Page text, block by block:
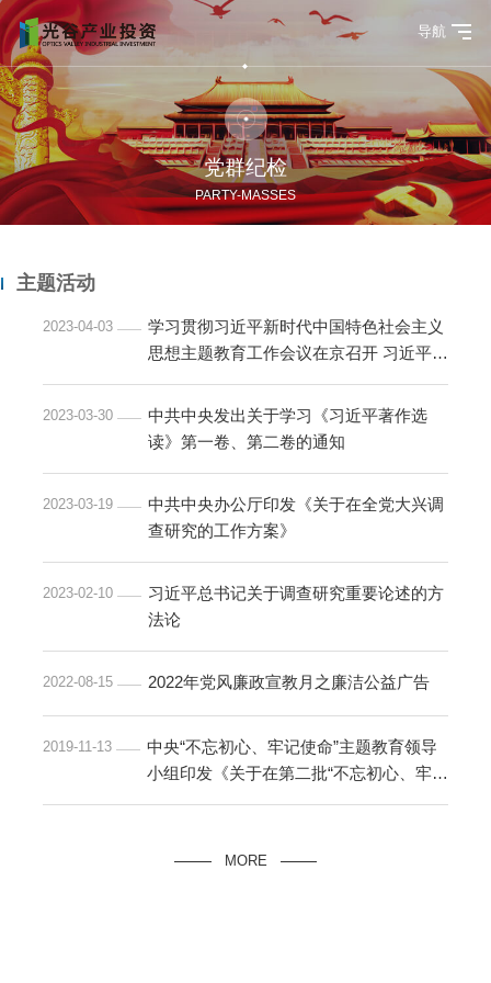
导航
党群纪检
PARTY-MASSES
主题活动
2023-04-03
学习贯彻习近平新时代中国特色社会主义
思想主题教育工作会议在京召开 习近平发
2023-03-30
中共中央发出关于学习《习近平著作选
读》第一卷、第二卷的通知
2023-03-19
中共中央办公厅印发《关于在全党大兴调
查研究的工作方案》
2023-02-10
习近平总书记关于调查研究重要论述的方
法论
2022-08-15 2022年党风廉政宣教月之廉洁公益广告
2019-11-13
中央“不忘初心、牢记使命”主题教育领导
小组印发《关于在第二批“不忘初心、牢记
MORE